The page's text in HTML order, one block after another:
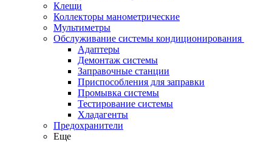
Клещи
Коллекторы манометрические
Мультиметры
Обслуживание системы кондиционирования
Адаптеры
Демонтаж системы
Заправочные станции
Приспособления для заправки
Промывка системы
Тестирование системы
Хладагенты
Предохранители
Еще